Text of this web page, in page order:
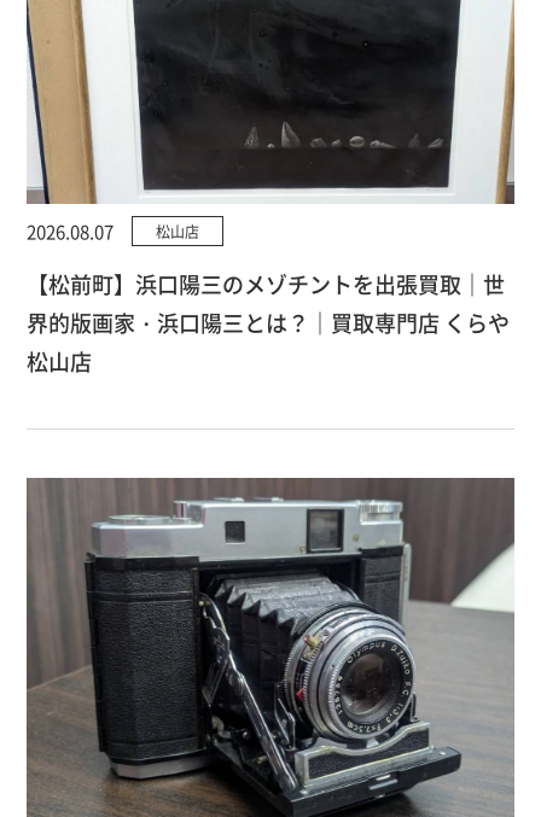
2026.08.07 松山店
【松前町】浜口陽三のメゾチントを出張買取｜世
界的版画家・浜口陽三とは？｜買取専門店 くらや
松山店